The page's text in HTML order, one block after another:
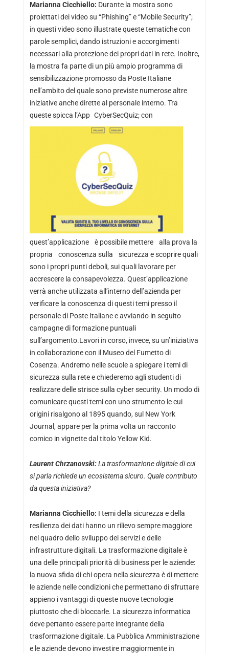
Marianna Cicchiello: Durante la mostra sono
proiettati dei video su “Phishing” e “Mobile Security”;
in questi video sono illustrate queste tematiche con
parole semplici, dando istruzioni e accorgimenti
necessari alla protezione dei propri dati in rete. Inoltre,
la mostra fa parte di un più ampio programma di
sensibilizzazione promosso da Poste Italiane
nell’ambito del quale sono previste numerose altre
iniziative anche dirette al personale interno. Tra
queste spicca l’App CyberSecQuiz;con
quest’applicazione è possibile mettere alla prova la
propria conoscenza sulla sicurezza e scoprire quali
sono i propri punti deboli, sui quali lavorare per
accrescere la consapevolezza. Quest’applicazione
verrà anche utilizzata all’interno dell’azienda per
verificare la conoscenza di questi temi presso il
personale di Poste Italiane e avviando in seguito
campagne di formazione puntuali
sull’argomento.Lavori in corso, invece, su un’iniziativa
in collaborazione con il Museo del Fumetto di
Cosenza. Andremo nelle scuole a spiegare i temi di
sicurezza sulla rete e chiederemo agli studenti di
realizzare delle strisce sulla cyber security. Un modo di
comunicare questi temi con uno strumento le cui
origini risalgono al 1895 quando, sul New York
Journal, appare per la prima volta un racconto
comico in vignette dal titolo Yellow Kid.
Laurent Chrzanovski:La trasformazione digitale di cui
si parla richiede un ecosistema sicuro. Quale contributo
da questa iniziativa?
Marianna Cicchiello: I temi della sicurezza e della
resilienza dei dati hanno un rilievo sempre maggiore
nel quadro dello sviluppo dei servizi e delle
infrastrutture digitali. La trasformazione digitale è
una delle principali priorità di business per le aziende:
la nuova sfida di chi opera nella sicurezza è di mettere
le aziende nelle condizioni che permettano di sfruttare
appieno i vantaggi di queste nuove tecnologie
piuttosto che di bloccarle. La sicurezza informatica
deve pertanto essere parte integrante della
trasformazione digitale. La Pubblica Amministrazione
e le aziende devono investire maggiormente in